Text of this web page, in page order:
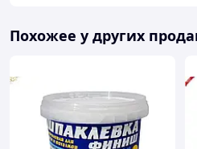
Похожее у других